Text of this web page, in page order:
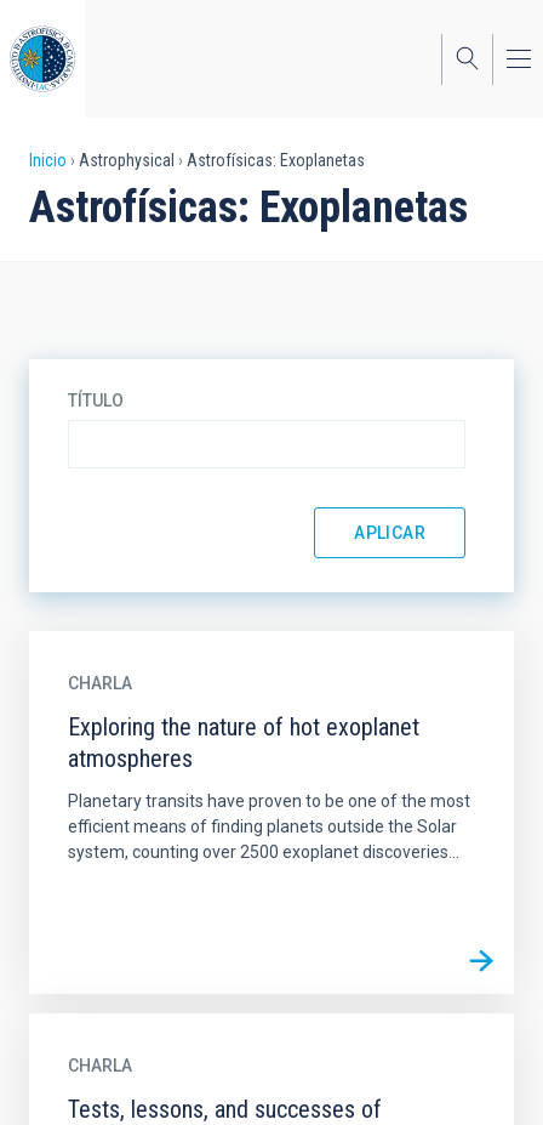
al
contenido
principal
Sobrescribir
enlaces
navegación
Inicio Astrophysical Astrofísicas: Exoplanetas
Astrofísicas: Exoplanetas
TÍTULO
CHARLA
Exploring the nature of hot exoplanet
atmospheres
Planetary transits have proven to be one of the most
efficient means of finding planets outside the Solar
system, counting over 2500 exoplanet discoveries...
CHARLA
Tests, lessons, and successes of